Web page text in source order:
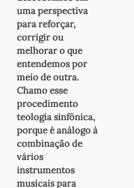
uma perspectiva
para reforçar,
corrigir ou
melhorar o que
entendemos por
meio de outra.
Chamo esse
procedimento
teologia sinfônica,
porque é análogo à
combinação de
vários
instrumentos
musicais para